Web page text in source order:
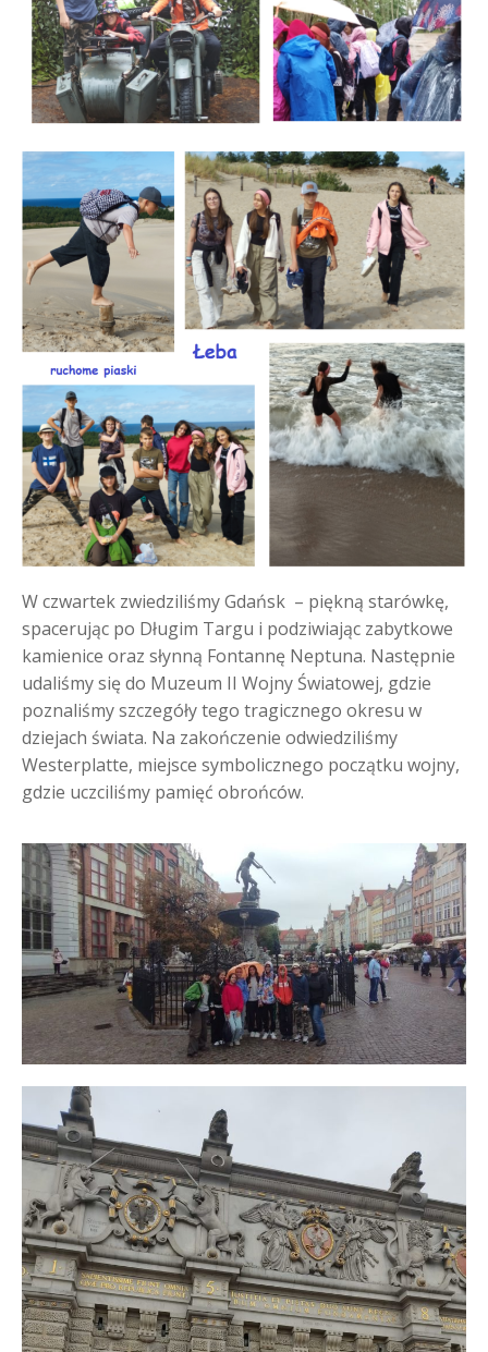
W czwartek zwiedziliśmy Gdańsk – piękną starówkę,
spacerując po Długim Targu i podziwiając zabytkowe
kamienice oraz słynną Fontannę Neptuna. Następnie
udaliśmy się do Muzeum II Wojny Światowej, gdzie
poznaliśmy szczegóły tego tragicznego okresu w
dziejach świata. Na zakończenie odwiedziliśmy
Westerplatte, miejsce symbolicznego początku wojny,
gdzie uczciliśmy pamięć obrońców.